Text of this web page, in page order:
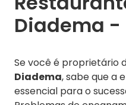
Diadema -
Se você é proprietário
Diadema, sabe que a
essencial para o